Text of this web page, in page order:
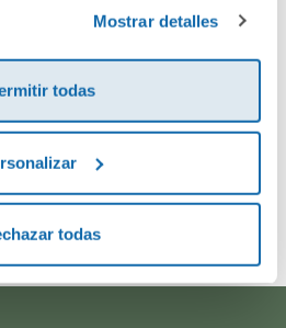
Mostrar detalles
todas
todas